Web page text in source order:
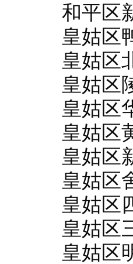
和平区
皇姑区
皇姑区
皇姑区
皇姑区
皇姑区
皇姑区
皇姑区
皇姑区
皇姑区
皇姑区